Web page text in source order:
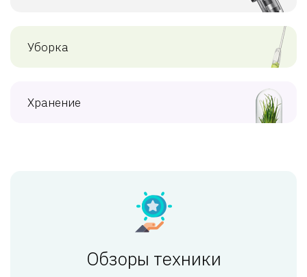
Уборка
Хранение
Обзоры техники